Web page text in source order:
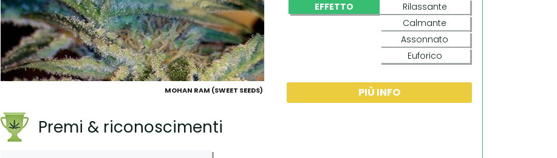
MOHAN RAM (SWEET SEEDS)
EFFETTO
Rilassante
Calmante
Assonnato
Euforico
PIÙ INFO
Premi & riconoscimenti